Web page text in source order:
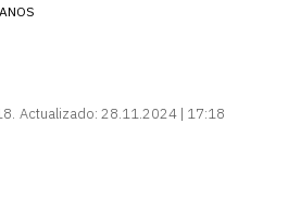
Actualizado: 28.11.2024 | 17:18